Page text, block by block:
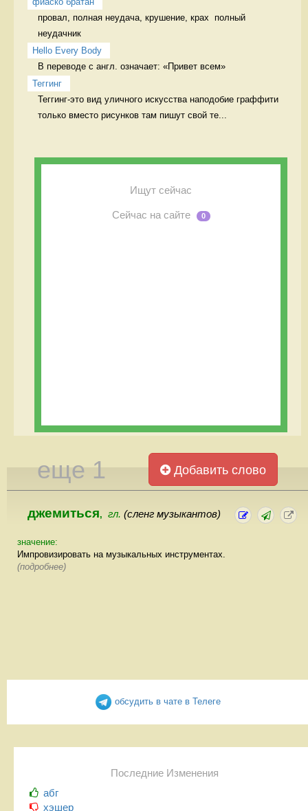
провал, полная неудача, крушение, крах  полный
неудачник
Hello Every Body
В переводе с англ. означает: «Привет всем»
Теггинг
Теггинг-это вид уличного искусства наподобие граффити
только вместо рисунков там пишут свой те...
Ищут сейчас
Сейчас на сайте 0
еще 1 Добавить слово
джемиться, гл. (сленг музыкантов)
значение:
Импровизировать на музыкальных инструментах.
(подробнее)
обсудить в чате в Телеге
Последние Изменения
абг
хэшер